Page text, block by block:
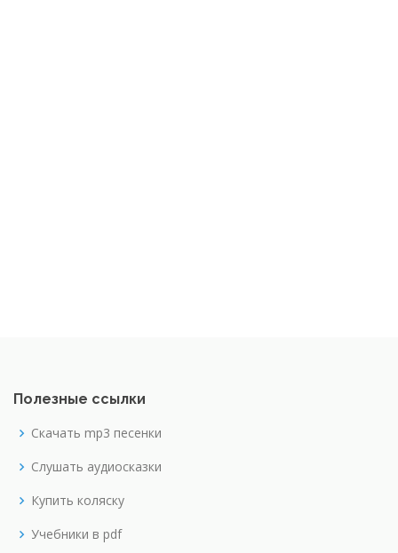
Полезные ссылки
Скачать mp3 песенки
Слушать аудиосказки
Купить коляску
Учебники в pdf